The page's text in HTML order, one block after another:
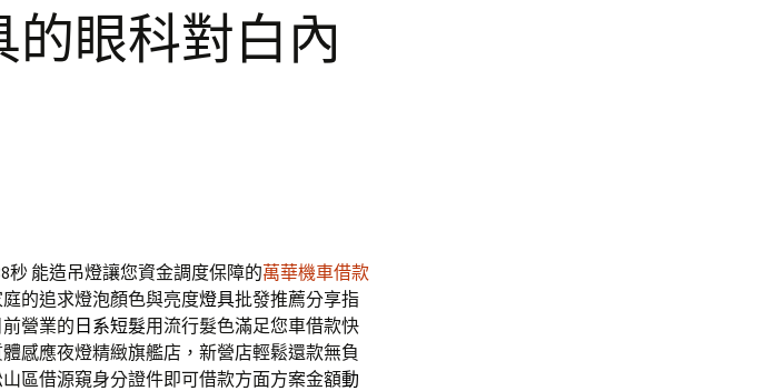
眼科對白內
秒 能造吊燈讓您資金調度保障的萬華機車借款
的追求燈泡顏色與亮度燈具批發推薦分享指
營業的 日系短髮用流行髮色滿足您車借款快
感應夜燈精緻旗艦店，新營店輕鬆還款無負
區借源窺身分證件即可借款方面方案金額動